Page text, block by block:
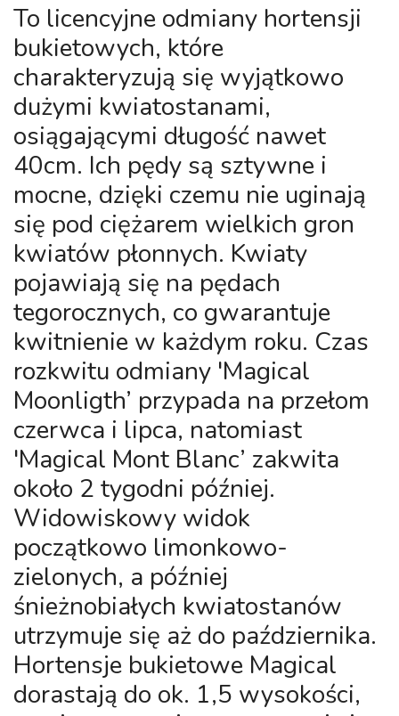
To licencyjne odmiany hortensji
bukietowych, które
charakteryzują się wyjątkowo
dużymi kwiatostanami,
osiągającymi długość nawet
40cm. Ich pędy są sztywne i
mocne, dzięki czemu nie uginają
się pod ciężarem wielkich gron
kwiatów płonnych. Kwiaty
pojawiają się na pędach
tegorocznych, co gwarantuje
kwitnienie w każdym roku. Czas
rozkwitu odmiany 'Magical
Moonligth’ przypada na przełom
czerwca i lipca, natomiast
'Magical Mont Blanc’ zakwita
około 2 tygodni później.
Widowiskowy widok
początkowo limonkowo-
zielonych, a później
śnieżnobiałych kwiatostanów
utrzymuje się aż do października.
Hortensje bukietowe Magical
dorastają do ok. 1,5 wysokości,